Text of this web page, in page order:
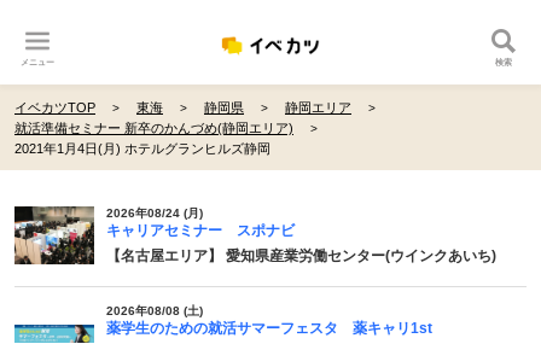
メニュー 検索
イベカツTOP 東海 静岡県
静岡エリア
就活準備セミナー 新卒のかんづめ(静岡エリア)
2021年1月4日(月) ホテルグランヒルズ静岡
2026年08/24 (月)
キャリアセミナー スポナビ
【名古屋エリア】 愛知県産業労働センター(ウインクあいち)
2026年08/08 (土)
薬学生のための就活サマーフェスタ 薬キャリ1st